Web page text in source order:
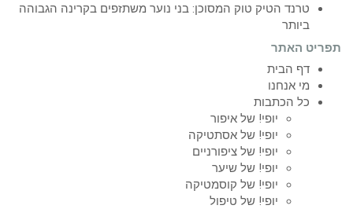
טרנד הטיק טוק המסוכן: בני נוער משתזפים בקרינה הגבוהה
ביותר
תפריט האתר
דף הבית
מי אנחנו
כל הכתבות
יופי! של איפור
יופי! של אסתטיקה
יופי! של ציפורניים
יופי! של שיער
יופי! של קוסמטיקה
יופי! של טיפול